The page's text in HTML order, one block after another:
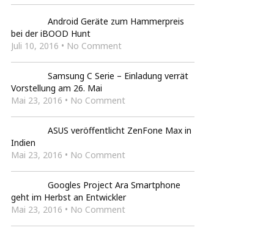
Android Geräte zum Hammerpreis
bei der iBOOD Hunt
Juli 10, 2016 • No Comment
Samsung C Serie – Einladung verrät
Vorstellung am 26. Mai
Mai 23, 2016 • No Comment
ASUS veröffentlicht ZenFone Max in
Indien
Mai 23, 2016 • No Comment
Googles Project Ara Smartphone
geht im Herbst an Entwickler
Mai 23, 2016 • No Comment